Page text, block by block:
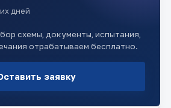
дней
схемы, документы, испытания,
отрабатываем бесплатно.
заявку